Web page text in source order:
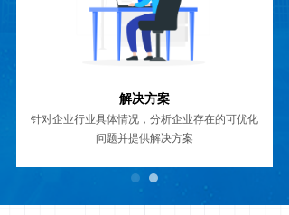
解决方案
针对企业行业具体情况，分析企业存在的可优化
问题并提供解决方案